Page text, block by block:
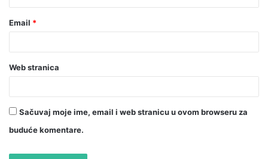
Email *
Web stranica
Sačuvaj moje ime, email i web stranicu u ovom browseru za
buduće komentare.